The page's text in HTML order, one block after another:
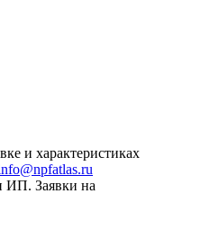
и характеристиках
ИП. Заявки на